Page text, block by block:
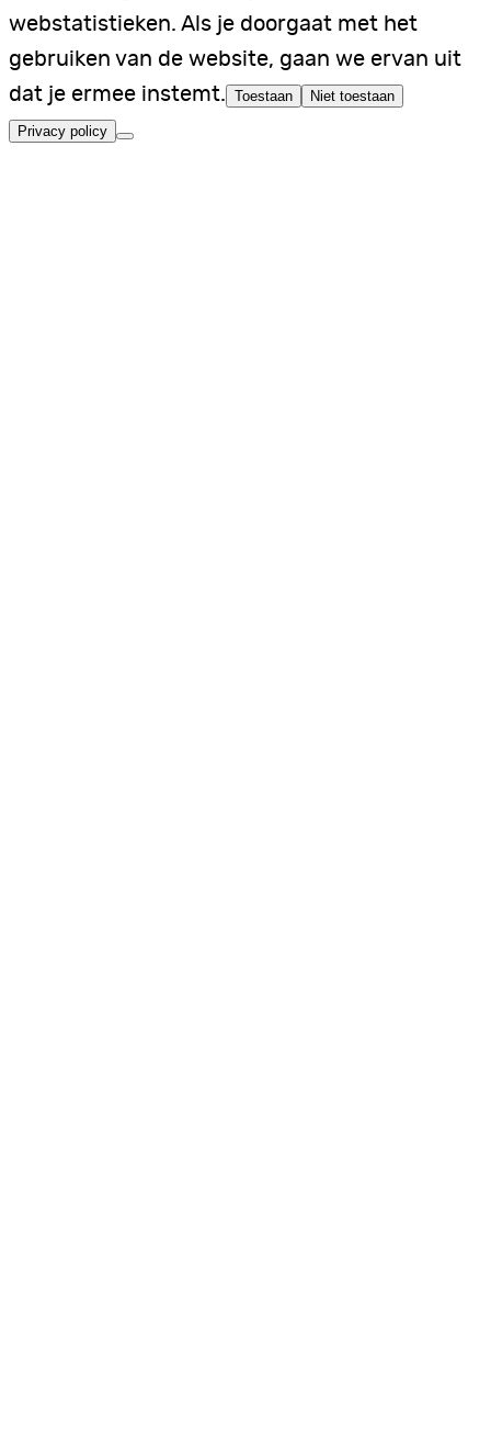
webstatistieken. Als je doorgaat met het
gebruiken van de website, gaan we ervan uit
dat je ermee instemt. Toestaan Niet toestaan
Privacy policy